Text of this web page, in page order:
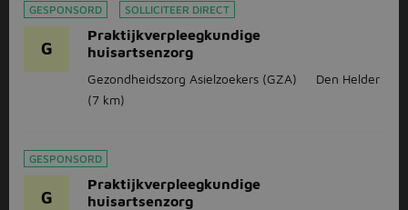
GESPONSORD SOLLICITEER DIRECT
G
Praktijkverpleegkundige
huisartsenzorg
Gezondheidszorg Asielzoekers (GZA)
Den Helder
(7 km)
GESPONSORD
G
Praktijkverpleegkundige
huisartsenzorg